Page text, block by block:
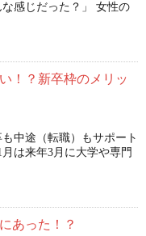
感じだった？」 女性の
！？新卒枠のメリッ
中途（転職）もサポート
は来年3月に大学や専門
あった！？